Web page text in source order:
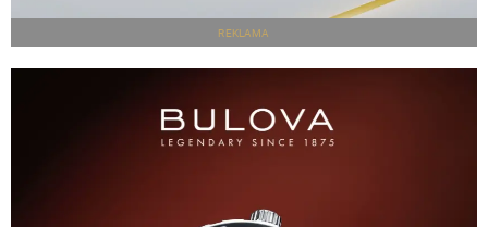
REKLAMA